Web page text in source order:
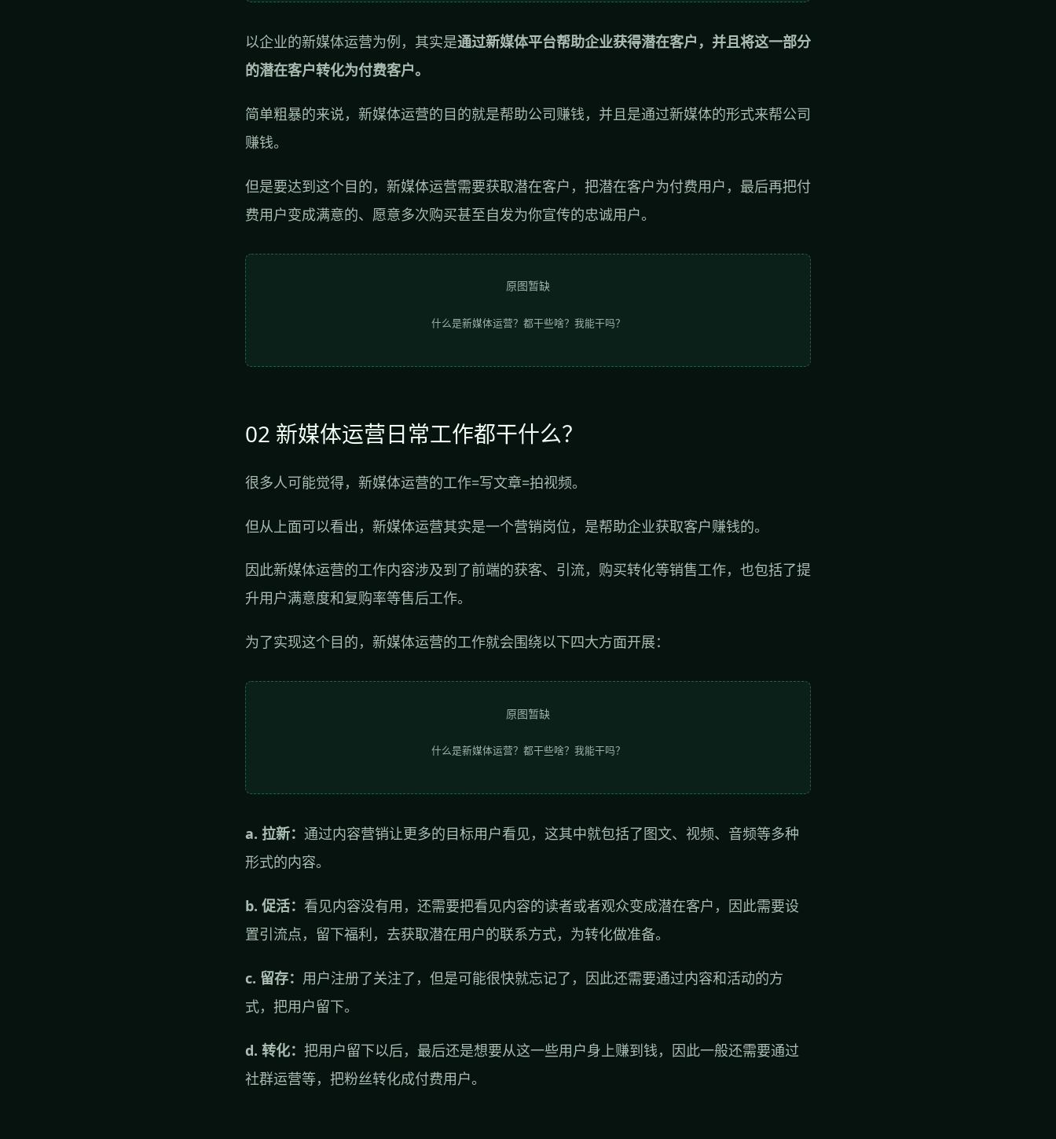
以企业的新媒体运营为例，其实是通过新媒体平台帮助企业获得潜在客户，并且将这一部分
的潜在客户转化为付费客户。
简单粗暴的来说，新媒体运营的目的就是帮助公司赚钱，并且是通过新媒体的形式来帮公司
赚钱。
但是要达到这个目的，新媒体运营需要获取潜在客户，把潜在客户为付费用户，最后再把付
费用户变成满意的、愿意多次购买甚至自发为你宣传的忠诚用户。
原图暂缺
什么是新媒体运营？都干些啥？我能干吗？
02 新媒体运营日常工作都干什么？
很多人可能觉得，新媒体运营的工作=写文章=拍视频。
但从上面可以看出，新媒体运营其实是一个营销岗位，是帮助企业获取客户赚钱的。
因此新媒体运营的工作内容涉及到了前端的获客、引流，购买转化等销售工作，也包括了提
升用户满意度和复购率等售后工作。
为了实现这个目的，新媒体运营的工作就会围绕以下四大方面开展：
原图暂缺
什么是新媒体运营？都干些啥？我能干吗？
a. 拉新： 通过内容营销让更多的目标用户看见，这其中就包括了图文、视频、音频等多种
形式的内容。
b. 促活： 看见内容没有用，还需要把看见内容的读者或者观众变成潜在客户，因此需要设
置引流点，留下福利，去获取潜在用户的联系方式，为转化做准备。
c. 留存： 用户注册了关注了，但是可能很快就忘记了，因此还需要通过内容和活动的方
式，把用户留下。
d. 转化： 把用户留下以后，最后还是想要从这一些用户身上赚到钱，因此一般还需要通过
社群运营等，把粉丝转化成付费用户。